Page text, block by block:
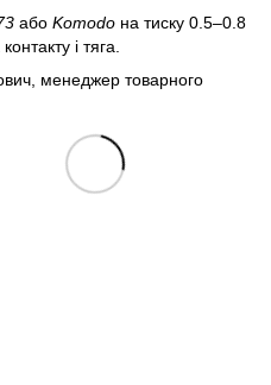
або Komodo на тиску 0.5–0.8
і тяга.
менеджер товарного